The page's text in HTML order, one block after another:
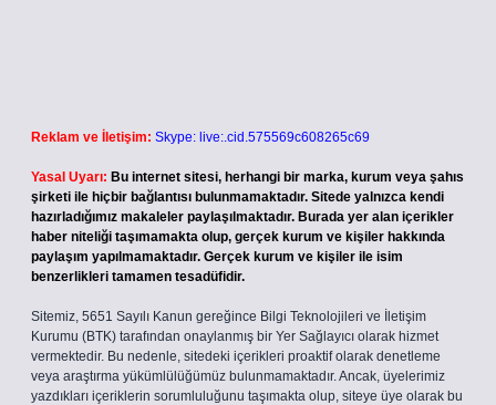
Reklam ve İletişim: Skype: live:.cid.575569c608265c69
Yasal Uyarı: Bu internet sitesi, herhangi bir marka, kurum veya şahıs
şirketi ile hiçbir bağlantısı bulunmamaktadır. Sitede yalnızca kendi
hazırladığımız makaleler paylaşılmaktadır. Burada yer alan içerikler
haber niteliği taşımamakta olup, gerçek kurum ve kişiler hakkında
paylaşım yapılmamaktadır. Gerçek kurum ve kişiler ile isim
benzerlikleri tamamen tesadüfidir.
Sitemiz, 5651 Sayılı Kanun gereğince Bilgi Teknolojileri ve İletişim
Kurumu (BTK) tarafından onaylanmış bir Yer Sağlayıcı olarak hizmet
vermektedir. Bu nedenle, sitedeki içerikleri proaktif olarak denetleme
veya araştırma yükümlülüğümüz bulunmamaktadır. Ancak, üyelerimiz
yazdıkları içeriklerin sorumluluğunu taşımakta olup, siteye üye olarak bu